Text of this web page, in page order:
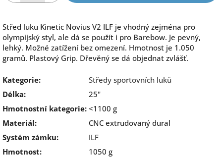
Střed luku Kinetic Novius V2 ILF je vhodný zejména pro
olympijský styl, ale dá se použít i pro Barebow. Je pevný,
lehký. Možné zatížení bez omezení. Hmotnost je 1.050
gramů. Plastový Grip. Dřevěný se dá objednat zvlášť.
Kategorie:
Středy sportovních luků
Délka:
25"
Hmotnostní kategorie: <1100 g
Materiál:
CNC extrudovaný dural
Systém zámku:
ILF
Hmotnost: 1050 g